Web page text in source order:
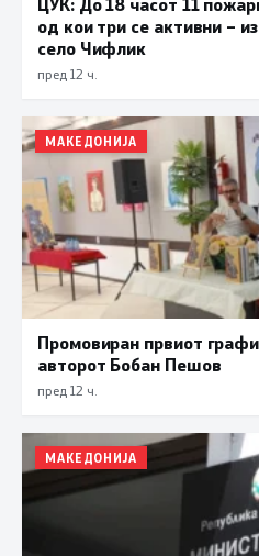
од кои три се активни –
село Чифлик
пред 12 ч.
МАКЕДОНИЈА
Промовиран првиот
авторот Бобан Пешов
пред 12 ч.
МАКЕДОНИЈА